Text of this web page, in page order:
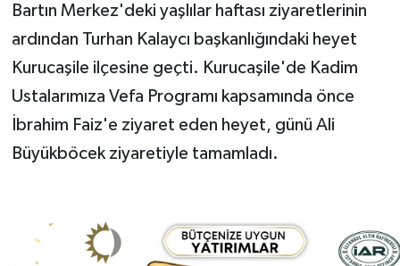
Bartın Merkez'deki yaşlılar haftası ziyaretlerinin
ardından Turhan Kalaycı başkanlığındaki heyet
Kurucaşile ilçesine geçti. Kurucaşile'de Kadim
Ustalarımıza Vefa Programı kapsamında önce
İbrahim Faiz'e ziyaret eden heyet, günü Ali
Büyükböcek ziyaretiyle tamamladı.